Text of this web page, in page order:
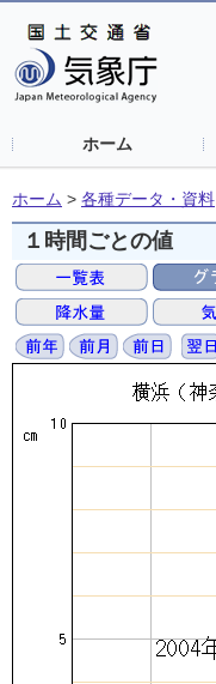
ホーム
ホーム > 各種データ・資料
１時間ごとの値